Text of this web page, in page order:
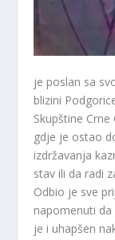
je poslan sa
blizini
Skupštine
gdje je ostao
izdržavanja
stav ili da radi
Odbio je sve
napomenuti
je i uhapšen